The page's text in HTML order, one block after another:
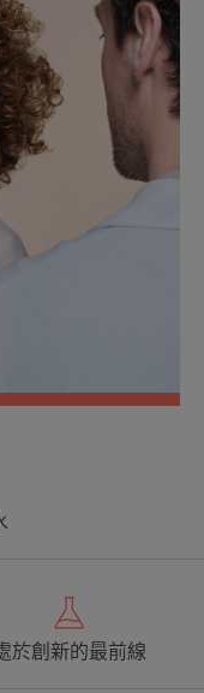
於創新的最前線